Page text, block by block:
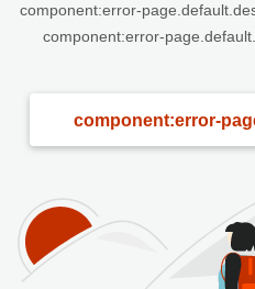
component:error-
component:error-
component:error-